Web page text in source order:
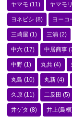
ヤマモ (11) ヤマモリ
ヨネビシ (8) ヨーコ
三崎屋 (1) 三浦 (2)
中六 (17) 中居商事
中野 (1) 丸共 (4)
丸島 (10) 丸新 (4)
久原 (11) 二反田 (5)
井ゲタ (8) 井上(島